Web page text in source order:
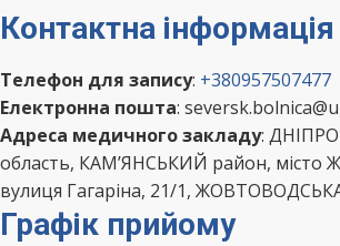
Контактна інформація
Телефон для запису: +380957507477
Електронна пошта:
Адреса медичного закладу:
область, КАМ’ЯНСЬКИЙ район, місто
вулиця Гагаріна, 21/1,
Графік прийому